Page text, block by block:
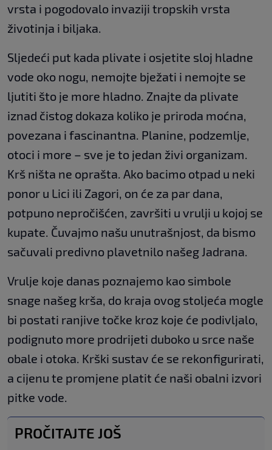
vrsta i pogodovalo invaziji tropskih vrsta
životinja i biljaka.
Sljedeći put kada plivate i osjetite sloj hladne
vode oko nogu, nemojte bježati i nemojte se
ljutiti što je more hladno. Znajte da plivate
iznad čistog dokaza koliko je priroda moćna,
povezana i fascinantna. Planine, podzemlje,
otoci i more – sve je to jedan živi organizam.
Krš ništa ne oprašta. Ako bacimo otpad u neki
ponor u Lici ili Zagori, on će za par dana,
potpuno nepročišćen, završiti u vrulji u kojoj se
kupate. Čuvajmo našu unutrašnjost, da bismo
sačuvali predivno plavetnilo našeg Jadrana.
Vrulje koje danas poznajemo kao simbole
snage našeg krša, do kraja ovog stoljeća mogle
bi postati ranjive točke kroz koje će podivljalo,
podignuto more prodrijeti duboko u srce naše
obale i otoka. Krški sustav će se rekonfigurirati,
a cijenu te promjene platit će naši obalni izvori
pitke vode.
PROČITAJTE JOŠ